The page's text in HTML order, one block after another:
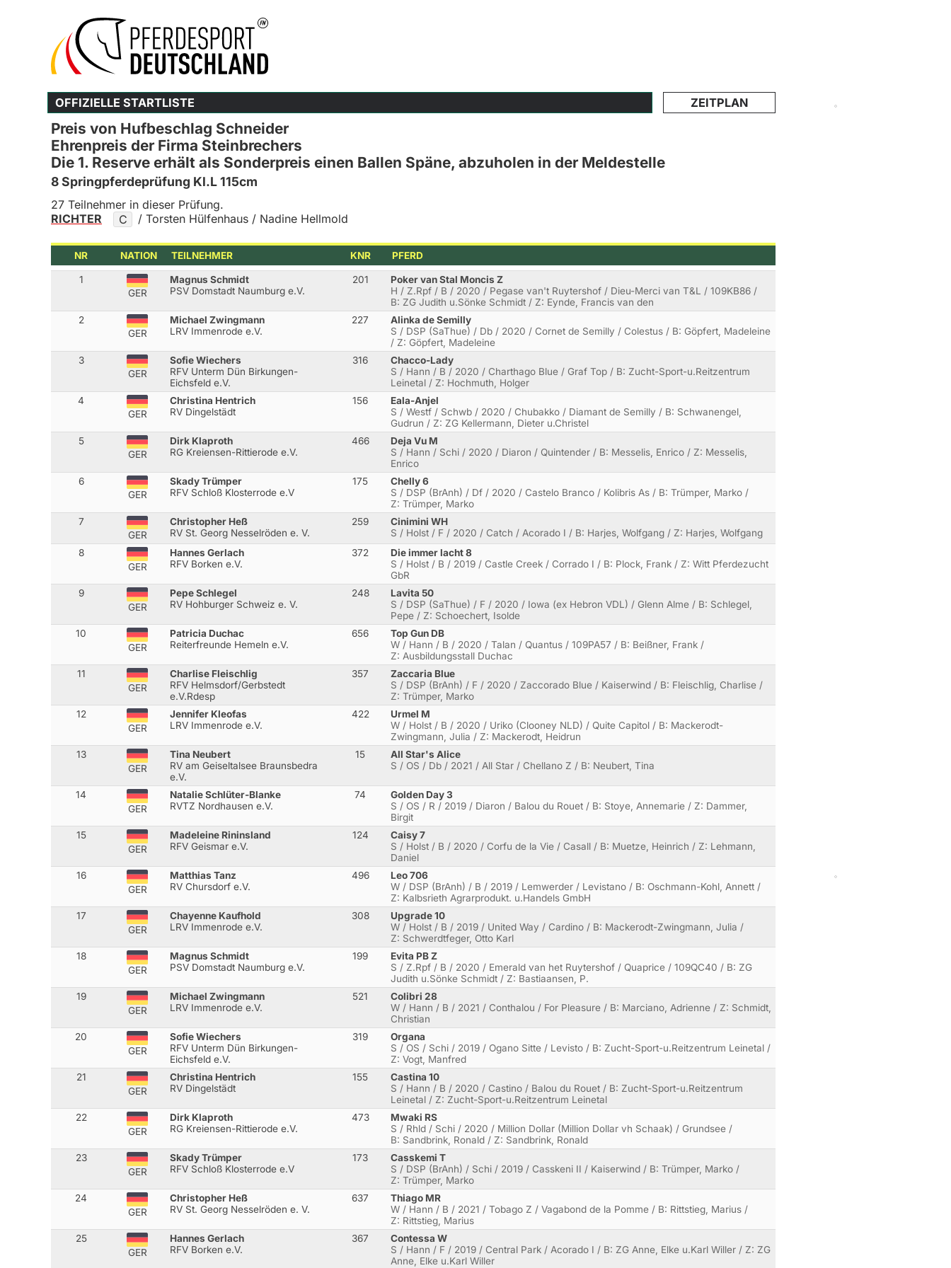
OFFIZIELLE STARTLISTE ZEITPLAN
Preis von Hufbeschlag Schneider
Ehrenpreis der Firma Steinbrechers
Die 1. Reserve erhält als Sonderpreis einen Ballen Späne, abzuholen in der Meldestelle
8 Springpferdeprüfung Kl.L 115cm
27 Teilnehmer in dieser Prüfung.
RICHTER
C / Torsten Hülfenhaus / Nadine Hellmold
NR NATION TEILNEHMER KNR PFERD
1
GER
Magnus Schmidt
PSV Domstadt Naumburg e.V.
201
Poker van Stal Moncis Z
H / Z.Rpf / B / 2020 / Pegase van't Ruytershof / Dieu-Merci van T&L / 109KB86 /
B: ZG Judith u.Sönke Schmidt / Z: Eynde, Francis van den
2
GER
Michael Zwingmann
LRV Immenrode e.V.
227
Alinka de Semilly
S / DSP (SaThue) / Db / 2020 / Cornet de Semilly / Colestus / B: Göpfert, Madeleine
/ Z: Göpfert, Madeleine
3
GER
Sofie Wiechers
RFV Unterm Dün Birkungen-
Eichsfeld e.V.
316
Chacco-Lady
S / Hann / B / 2020 / Charthago Blue / Graf Top / B: Zucht-Sport-u.Reitzentrum
Leinetal / Z: Hochmuth, Holger
4
GER
Christina Hentrich
RV Dingelstädt
156
Eala-Anjel
S / Westf / Schwb / 2020 / Chubakko / Diamant de Semilly / B: Schwanengel,
Gudrun / Z: ZG Kellermann, Dieter u.Christel
5
GER
Dirk Klaproth
RG Kreiensen-Rittierode e.V.
466
Deja Vu M
S / Hann / Schi / 2020 / Diaron / Quintender / B: Messelis, Enrico / Z: Messelis,
Enrico
6
GER
Skady Trümper
RFV Schloß Klosterrode e.V
175
Chelly 6
S / DSP (BrAnh) / Df / 2020 / Castelo Branco / Kolibris As / B: Trümper, Marko /
Z: Trümper, Marko
7
GER
Christopher Heß
RV St. Georg Nesselröden e. V.
259
Cinimini WH
S / Holst / F / 2020 / Catch / Acorado I / B: Harjes, Wolfgang / Z: Harjes, Wolfgang
8
GER
Hannes Gerlach
RFV Borken e.V.
372
Die immer lacht 8
S / Holst / B / 2019 / Castle Creek / Corrado I / B: Plock, Frank / Z: Witt Pferdezucht
GbR
9
GER
Pepe Schlegel
RV Hohburger Schweiz e. V.
248
Lavita 50
S / DSP (SaThue) / F / 2020 / Iowa (ex Hebron VDL) / Glenn Alme / B: Schlegel,
Pepe / Z: Schoechert, Isolde
10
GER
Patricia Duchac
Reiterfreunde Hemeln e.V.
656
Top Gun DB
W / Hann / B / 2020 / Talan / Quantus / 109PA57 / B: Beißner, Frank /
Z: Ausbildungsstall Duchac
11
GER
Charlise Fleischlig
RFV Helmsdorf/Gerbstedt
e.V.Rdesp
357
Zaccaria Blue
S / DSP (BrAnh) / F / 2020 / Zaccorado Blue / Kaiserwind / B: Fleischlig, Charlise /
Z: Trümper, Marko
12
GER
Jennifer Kleofas
LRV Immenrode e.V.
422
Urmel M
W / Holst / B / 2020 / Uriko (Clooney NLD) / Quite Capitol / B: Mackerodt-
Zwingmann, Julia / Z: Mackerodt, Heidrun
13
GER
Tina Neubert
RV am Geiseltalsee Braunsbedra
e.V.
15
All Star's Alice
S / OS / Db / 2021 / All Star / Chellano Z / B: Neubert, Tina
14
GER
Natalie Schlüter-Blanke
RVTZ Nordhausen e.V.
74
Golden Day 3
S / OS / R / 2019 / Diaron / Balou du Rouet / B: Stoye, Annemarie / Z: Dammer,
Birgit
15
GER
Madeleine Rininsland
RFV Geismar e.V.
124
Caisy 7
S / Holst / B / 2020 / Corfu de la Vie / Casall / B: Muetze, Heinrich / Z: Lehmann,
Daniel
16
GER
Matthias Tanz
RV Chursdorf e.V.
496
Leo 706
W / DSP (BrAnh) / B / 2019 / Lemwerder / Levistano / B: Oschmann-Kohl, Annett /
Z: Kalbsrieth Agrarprodukt. u.Handels GmbH
17
GER
Chayenne Kaufhold
LRV Immenrode e.V.
308
Upgrade 10
W / Holst / B / 2019 / United Way / Cardino / B: Mackerodt-Zwingmann, Julia /
Z: Schwerdtfeger, Otto Karl
18
GER
Magnus Schmidt
PSV Domstadt Naumburg e.V.
199
Evita PB Z
S / Z.Rpf / B / 2020 / Emerald van het Ruytershof / Quaprice / 109QC40 / B: ZG
Judith u.Sönke Schmidt / Z: Bastiaansen, P.
19
GER
Michael Zwingmann
LRV Immenrode e.V.
521
Colibri 28
W / Hann / B / 2021 / Conthalou / For Pleasure / B: Marciano, Adrienne / Z: Schmidt,
Christian
20
GER
Sofie Wiechers
RFV Unterm Dün Birkungen-
Eichsfeld e.V.
319
Organa
S / OS / Schi / 2019 / Ogano Sitte / Levisto / B: Zucht-Sport-u.Reitzentrum Leinetal /
Z: Vogt, Manfred
21
GER
Christina Hentrich
RV Dingelstädt
155
Castina 10
S / Hann / B / 2020 / Castino / Balou du Rouet / B: Zucht-Sport-u.Reitzentrum
Leinetal / Z: Zucht-Sport-u.Reitzentrum Leinetal
22
GER
Dirk Klaproth
RG Kreiensen-Rittierode e.V.
473
Mwaki RS
S / Rhld / Schi / 2020 / Million Dollar (Million Dollar vh Schaak) / Grundsee /
B: Sandbrink, Ronald / Z: Sandbrink, Ronald
23
GER
Skady Trümper
RFV Schloß Klosterrode e.V
173
Casskemi T
S / DSP (BrAnh) / Schi / 2019 / Casskeni II / Kaiserwind / B: Trümper, Marko /
Z: Trümper, Marko
24
GER
Christopher Heß
RV St. Georg Nesselröden e. V.
637
Thiago MR
W / Hann / B / 2021 / Tobago Z / Vagabond de la Pomme / B: Rittstieg, Marius /
Z: Rittstieg, Marius
25
GER
Hannes Gerlach
RFV Borken e.V.
367
Contessa W
S / Hann / F / 2019 / Central Park / Acorado I / B: ZG Anne, Elke u.Karl Willer / Z: ZG
Anne, Elke u.Karl Willer